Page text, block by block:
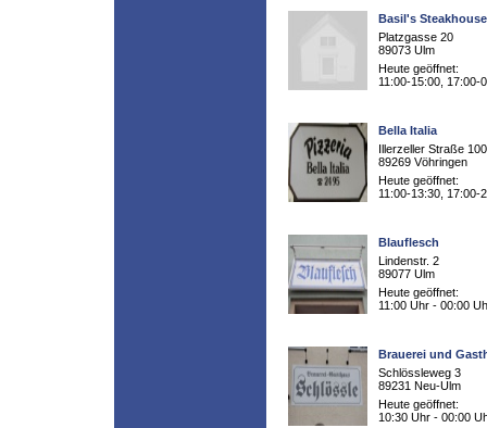
Basil's Steakhouse
Platzgasse 20
89073 Ulm
Heute geöffnet:
11:00-15:00, 17:00-
Bella Italia
Illerzeller Straße 100
89269 Vöhringen
Heute geöffnet:
11:00-13:30, 17:00-
Blauflesch
Lindenstr. 2
89077 Ulm
Heute geöffnet:
11:00 Uhr - 00:00
Brauerei und
Schlössleweg 3
89231 Neu-Ulm
Heute geöffnet:
10:30 Uhr - 00:00